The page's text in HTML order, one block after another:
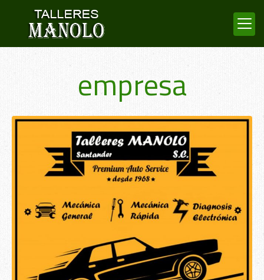
empresa